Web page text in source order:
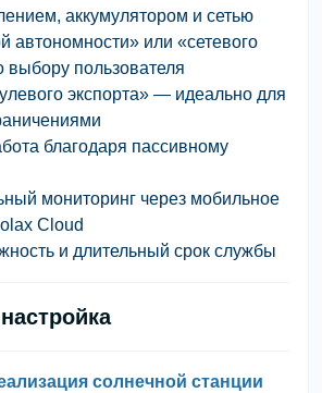
аккумулятором и сетью
автономности» или «сетевого
пользователя
экспорта» — идеально для
благодаря пассивному
мониторинг через мобильное
Cloud
и длительный срок службы
солнечной станции